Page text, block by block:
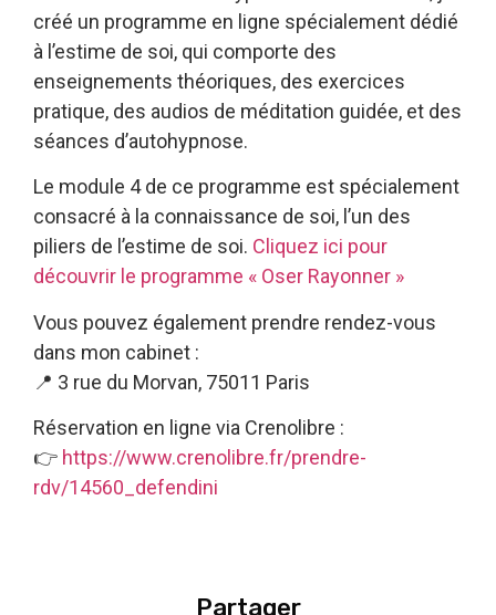
créé un programme en ligne spécialement dédié
à l’estime de soi, qui comporte des
enseignements théoriques, des exercices
pratique, des audios de méditation guidée, et des
séances d’autohypnose.
Le module 4 de ce programme est spécialement
consacré à la connaissance de soi, l’un des
piliers de l’estime de soi. Cliquez ici pour
découvrir le programme « Oser Rayonner »
Vous pouvez également prendre rendez-vous
dans mon cabinet :
📍 3 rue du Morvan, 75011 Paris
Réservation en ligne via Crenolibre :
👉 https://www.crenolibre.fr/prendre-
rdv/14560_defendini
Partager